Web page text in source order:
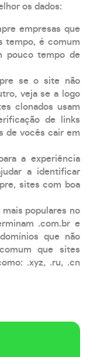
os dados:
empresas que
tempo, é comum
pouco tempo de
se o site não
veja se a logo
clonados usam
de links
de vocês cair em
a experiência
a identificar
sites com boa
populares no
.com.br e
que não
que sites
.xyz, .ru, .cn